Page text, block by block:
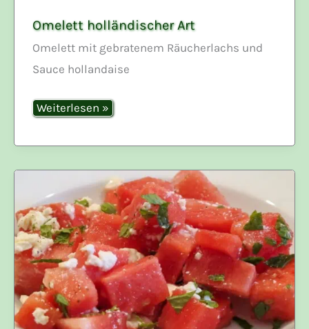
Omelett holländischer Art
Omelett mit gebratenem Räucherlachs und
Sauce hollandaise
Omelett
holländischer
Weiterlesen »